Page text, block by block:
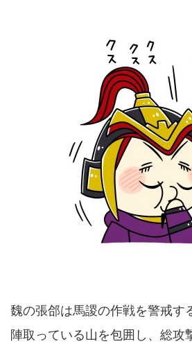
魏の張郃は馬謖の作戦を警戒す
陣取っている山を包囲し、総攻